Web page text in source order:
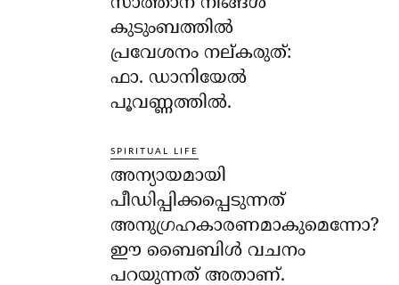
കുടുംബത്തില്‍
പ്രവേശനം നല്കരുത്:
ഫാ. ഡാനിയേല്‍
പൂവണ്ണത്തില്‍.
SPIRITUAL LIFE
അന്യായമായി
പീഡിപ്പിക്കപ്പെടുന്നത്
അനുഗ്രഹകാരണമാകുമെന്നോ?
ഈ ബൈബിള്‍ വചനം
പറയുന്നത് അതാണ്.